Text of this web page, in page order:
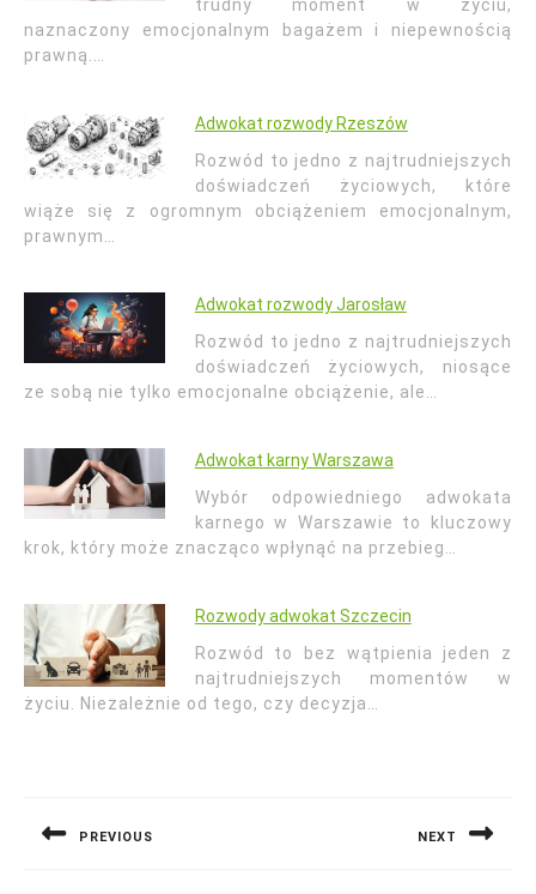
trudny moment w życiu,
naznaczony emocjonalnym bagażem i niepewnością
prawną.…
Adwokat rozwody Rzeszów
Rozwód to jedno z najtrudniejszych
doświadczeń życiowych, które
wiąże się z ogromnym obciążeniem emocjonalnym,
prawnym…
Adwokat rozwody Jarosław
Rozwód to jedno z najtrudniejszych
doświadczeń życiowych, niosące
ze sobą nie tylko emocjonalne obciążenie, ale…
Adwokat karny Warszawa
Wybór odpowiedniego adwokata
karnego w Warszawie to kluczowy
krok, który może znacząco wpłynąć na przebieg…
Rozwody adwokat Szczecin
Rozwód to bez wątpienia jeden z
najtrudniejszych momentów w
życiu. Niezależnie od tego, czy decyzja…
PREVIOUS NEXT